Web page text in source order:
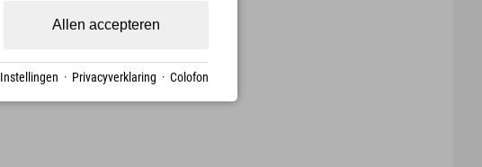
Allen accepteren
Instellingen · Privacyverklaring · Colofon